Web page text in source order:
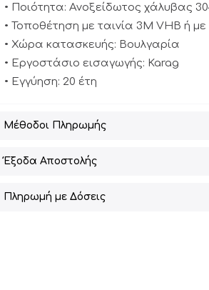
• Ποιότητα: Ανοξείδωτος χάλυβας
• Τοποθέτηση με ταινία 3Μ VHB ή με
• Χώρα κατασκευής: Βουλγαρία
• Εργοστάσιο εισαγωγής: Karag
• Εγγύηση: 20 έτη
Μέθοδοι Πληρωμής
Έξοδα Αποστολής
Πληρωμή με Δόσεις